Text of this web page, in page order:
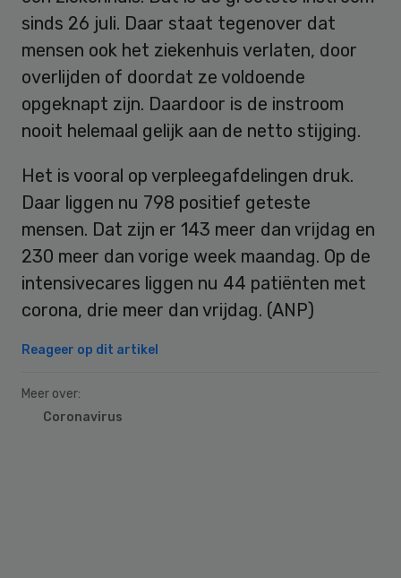
sinds 26 juli. Daar staat tegenover dat
mensen ook het ziekenhuis verlaten, door
overlijden of doordat ze voldoende
opgeknapt zijn. Daardoor is de instroom
nooit helemaal gelijk aan de netto stijging.
Het is vooral op verpleegafdelingen druk.
Daar liggen nu 798 positief geteste
mensen. Dat zijn er 143 meer dan vrijdag en
230 meer dan vorige week maandag. Op de
intensivecares liggen nu 44 patiënten met
corona, drie meer dan vrijdag. (ANP)
Reageer op dit artikel
Meer over:
Coronavirus